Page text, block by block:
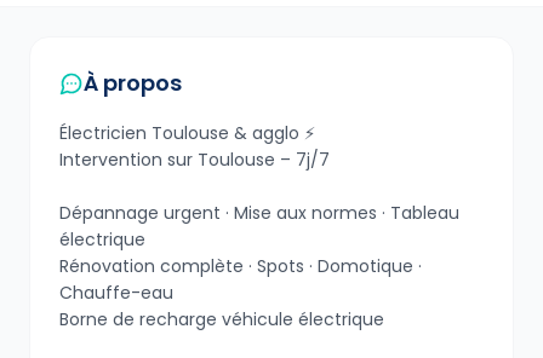
À propos
Électricien Toulouse & agglo ⚡
Intervention sur Toulouse – 7j/7
Dépannage urgent · Mise aux normes · Tableau
électrique
Rénovation complète · Spots · Domotique ·
Chauffe-eau
Borne de recharge véhicule électrique